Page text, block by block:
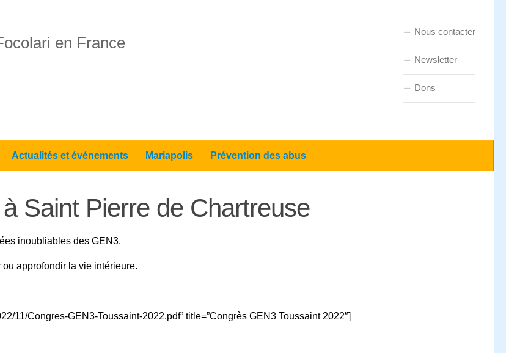
en France
Nous contacter
Newsletter
Dons
Actualités et événements Mariapolis Prévention des abus
Saint Pierre de Chartreuse
inoubliables des GEN3.
approfondir la vie intérieure.
11/Congres-GEN3-Toussaint-2022.pdf” title=”Congrès GEN3 Toussaint 2022″]